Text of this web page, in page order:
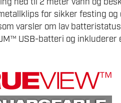
for sikker festing
varsler om lav
USB-batteri og